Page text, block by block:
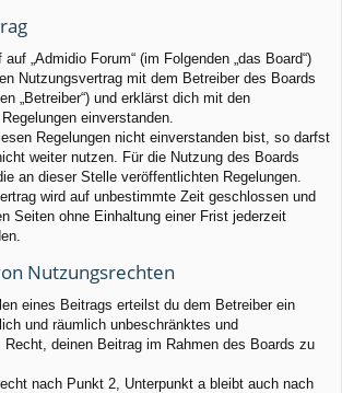
„Admidio Forum“ (im Folgenden „das Board“)
Nutzungsvertrag mit dem Betreiber des Boards
„Betreiber“) und erklärst dich mit den
einverstanden.
Regelungen nicht einverstanden bist, so darfst
weiter nutzen. Für die Nutzung des Boards
an dieser Stelle veröffentlichten Regelungen.
wird auf unbestimmte Zeit geschlossen und
Seiten ohne Einhaltung einer Frist jederzeit
Nutzungsrechten
eines Beitrags erteilst du dem Betreiber ein
und räumlich unbeschränktes und
Recht, deinen Beitrag im Rahmen des Boards zu
nach Punkt 2, Unterpunkt a bleibt auch nach